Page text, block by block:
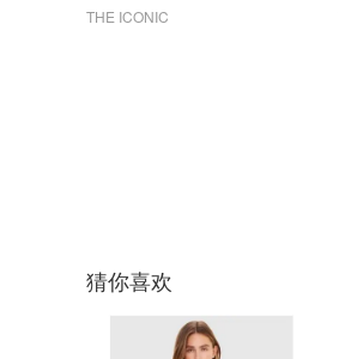
THE ICONIC
猜你喜欢